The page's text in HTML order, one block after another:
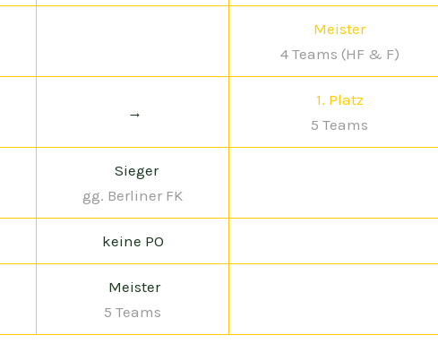
Meister
4 Teams (HF & F)
→
1. Platz
5 Teams
Sieger
gg. Berliner FK
keine PO
Meister
5 Teams